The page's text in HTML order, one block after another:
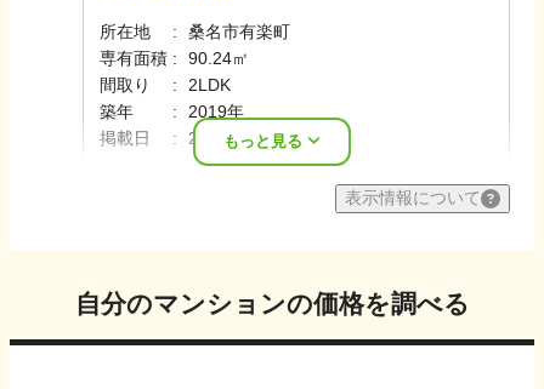
所在地
桑名市有楽町
専有面積
90.24㎡
間取り
2LDK
築年
2019年
掲載日
2026年06月
もっと見る
表示情報について
自分のマンションの価格を調べる